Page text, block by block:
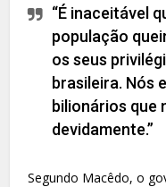
“É inaceitável
população
os seus
brasileira. Nós
bilionários que
devidamente.”
Segundo Macêdo, o